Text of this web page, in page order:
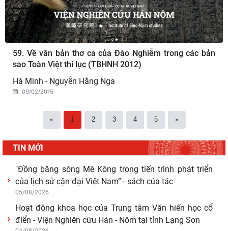
59. Về văn bản thơ ca của Đào Nghiễm trong các bản
sao Toàn Việt thi lục (TBHNH 2012)
Hà Minh - Nguyễn Hằng Nga
09/02/2015
« 1 2 3 4 5 »
TIN MỚI
"Đồng bằng sông Mê Kông trong tiến trình phát triển
của lịch sử cận đại Việt Nam” - sách của tác
05/08/2026
Hoạt động khoa học của Trung tâm Văn hiến học cổ
điển - Viện Nghiên cứu Hán - Nôm tại tỉnh Lạng Sơn
Lớp bồi dưỡng Hán Nôm cơ bản cho viên chức Viện
chương
03/08/2026
Giá trị truyền thống trong xây dựng và hoàn thiện hệ
thống thực thi quyền hành pháp ở Việt Nam hiện
30/07/2026
Giá trị truyền thống trong xây dựng và hoàn thiện hệ
thống thực thi quyền hành pháp ở Việt Nam hiện